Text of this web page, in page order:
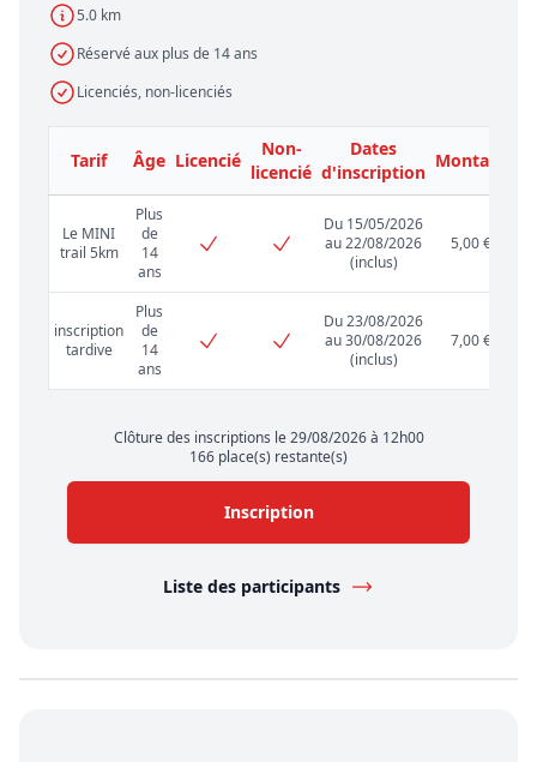
5.0 km
Réservé aux plus de 14 ans
Licenciés, non-licenciés
Tarif Âge Licencié
Non-
licencié
Dates
d'inscription
Montant
Le MINI
trail 5km
Plus
de
14
ans
Du 15/05/2026
au 22/08/2026
(inclus)
5,00 €
inscription
tardive
Plus
de
14
ans
Du 23/08/2026
au 30/08/2026
(inclus)
7,00 €
Clôture des inscriptions le 29/08/2026 à 12h00
166 place(s) restante(s)
Inscription
Liste des participants